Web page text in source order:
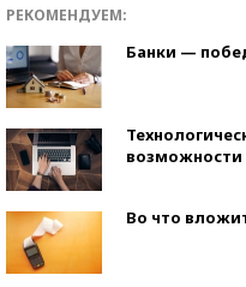
РЕКОМЕНДУЕМ:
Банки —
возможности
Во что